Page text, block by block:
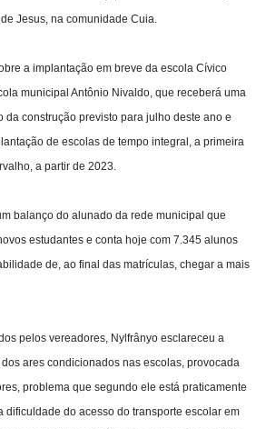
Jesus, na comunidade Cuia.
a implantação em breve da escola Cívico
municipal Antônio Nivaldo, que receberá uma
da construção previsto para julho deste ano e
de escolas de tempo integral, a primeira
a partir de 2023.
balanço do alunado da rede municipal que
estudantes e conta hoje com 7.345 alunos
de, ao final das matrículas, chegar a mais
pelos vereadores, Nylfrânyo esclareceu a
ares condicionados nas escolas, provocada
problema que segundo ele está praticamente
dificuldade do acesso do transporte escolar em